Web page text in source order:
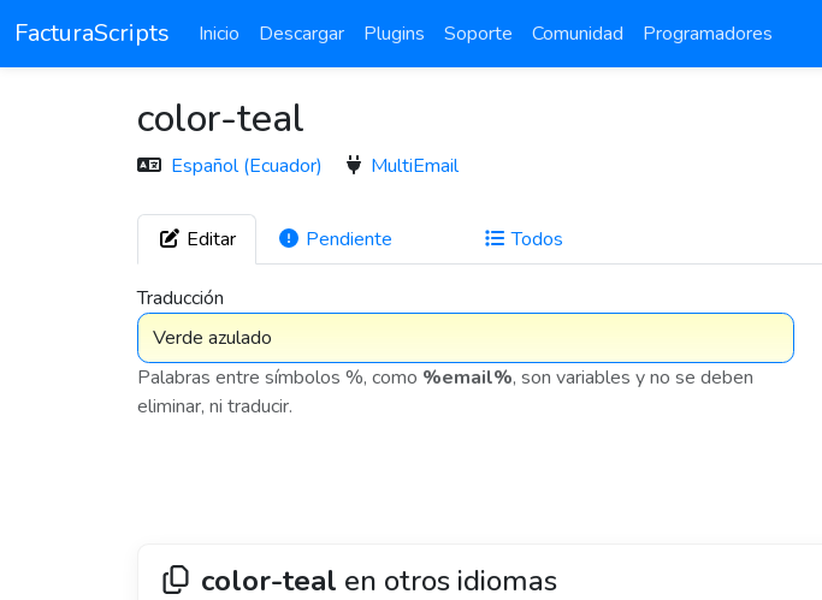
FacturaScripts Inicio Descargar Plugins Soporte Comunidad Programadores
color-teal
Español (Ecuador) MultiEmail
Editar Pendiente Todos
Traducción
Palabras entre símbolos %, como %email%, son variables y no se deben
eliminar, ni traducir.
color-teal en otros idiomas